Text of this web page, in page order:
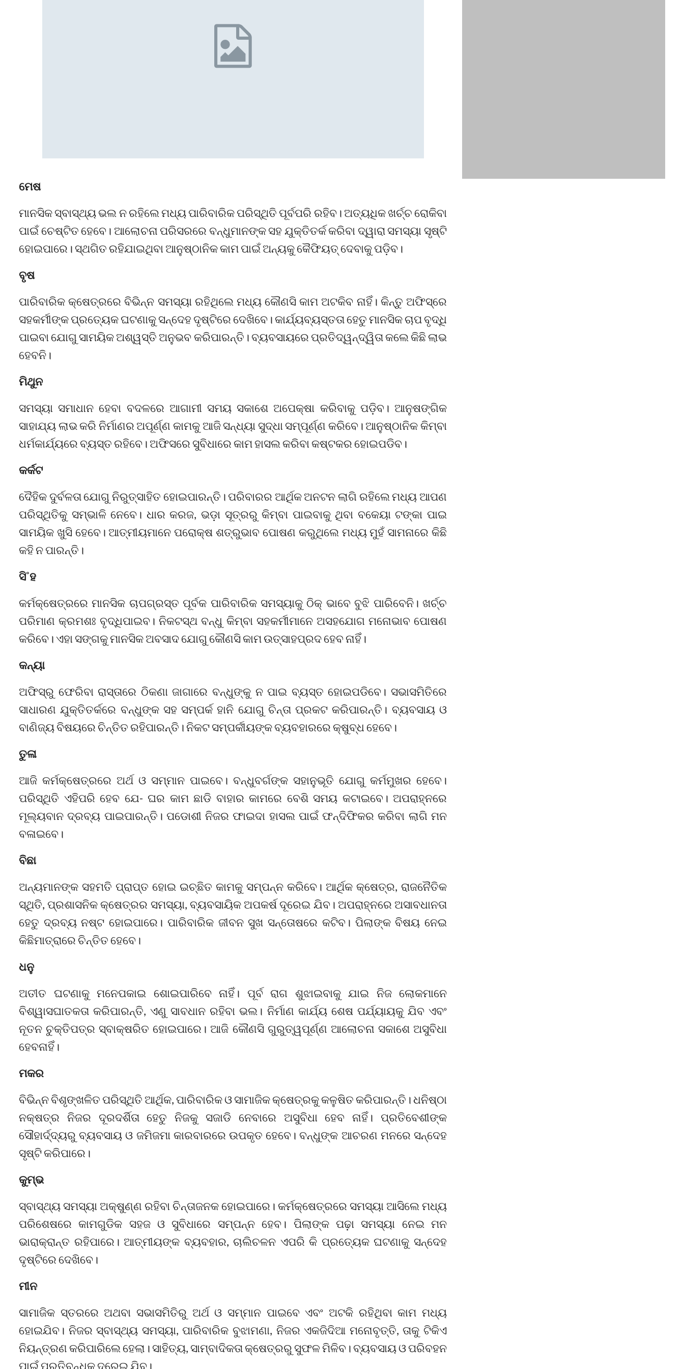
ମେଷ
ମାନସିକ ସ୍ବାସ୍ଥ୍ୟ ଭଲ ନ ରହିଲେ ମଧ୍ୟ ପାରିବାରିକ ପରିସ୍ଥିତି ପୂର୍ବପରି ରହିବ। ଅତ୍ୟଧିକ ଖର୍ଚ୍ଚ ରୋକିବା
ପାଇଁ ଚେଷ୍ଟିତ ହେବେ। ଆଲୋଚନା ପରିସରରେ ବନ୍ଧୁମାନଙ୍କ ସହ ଯୁକ୍ତିତର୍କ କରିବା ଦ୍ୱାରା ସମସ୍ୟା ସୃଷ୍ଟି
ହୋଇପାରେ। ସ୍ଥଗିତ ରହିଯାଇଥିବା ଆନୁଷ୍ଠାନିକ କାମ ପାଇଁ ଅନ୍ୟକୁ କୈଫିୟତ୍‌ ଦେବାକୁ ପଡ଼ିବ।
ବୃଷ
ପାରିବାରିକ କ୍ଷେତ୍ରରେ ବିଭିନ୍ନ ସମସ୍ୟା ରହିଥିଲେ ମଧ୍ୟ କୌଣସି କାମ ଅଟକିବ ନାହିଁ। କିନ୍ତୁ ଅଫିସ୍‌ରେ
ସହକର୍ମୀଙ୍କ ପ୍ରତ୍ୟେକ ଘଟଣାକୁ ସନ୍ଦେହ ଦୃଷ୍ଟିରେ ଦେଖିବେ। କାର୍ଯ୍ୟବ୍ୟସ୍ତତା ହେତୁ ମାନସିକ ଚାପ ବୃଦ୍ଧି
ପାଇବା ଯୋଗୁ ସାମୟିକ ଅଶ୍ୱସ୍ତି ଅନୁଭବ କରିପାରନ୍ତି। ବ୍ୟବସାୟରେ ପ୍ରତିଦ୍ୱନ୍ଦ୍ୱିତା କଲେ କିଛି ଲାଭ
ହେବନି।
ମିଥୁନ
ସମସ୍ୟା ସମାଧାନ ହେବା ବଦଳରେ ଆଗାମୀ ସମୟ ସକାଶେ ଅପେକ୍ଷା କରିବାକୁ ପଡ଼ିବ। ଆନୁଷଙ୍ଗିକ
ସାହାଯ୍ୟ ଲାଭ କରି ନିର୍ମାଣର ଅପୂର୍ଣ୍ଣ କାମକୁ ଆଜି ସନ୍ଧ୍ୟା ସୁଦ୍ଧା ସମ୍ପୂର୍ଣ୍ଣ କରିବେ। ଆନୁଷ୍ଠାନିକ କିମ୍ବା
ଧର୍ମକାର୍ଯ୍ୟରେ ବ୍ୟସ୍ତ ରହିବେ। ଅଫିସରେ ସୁବିଧାରେ କାମ ହାସଲ କରିବା କଷ୍ଟକର ହୋଇପଡିବ।
କର୍କଟ
ଦୈହିକ ଦୁର୍ବଳତା ଯୋଗୁ ନିରୁତ୍ସାହିତ ହୋଇପାରନ୍ତି। ପରିବାରର ଆର୍ଥିକ ଅନଟନ ଲାଗି ରହିଲେ ମଧ୍ୟ ଆପଣ
ପରିସ୍ଥିତିକୁ ସମ୍ଭାଳି ନେବେ। ଧାର କରଜ, ଭଡ଼ା ସୂତ୍ରରୁ କିମ୍ବା ପାଇବାକୁ ଥିବା ବକେୟା ଟଙ୍କା ପାଇ
ସାମୟିକ ଖୁସି ହେବେ। ଆତ୍ମୀୟମାନେ ପରୋକ୍ଷ ଶତ୍ରୁଭାବ ପୋଷଣ କରୁଥିଲେ ମଧ୍ୟ ମୁହଁ ସାମନାରେ କିଛି
କହି ନ ପାରନ୍ତି।
ସି˚ହ
କର୍ମକ୍ଷେତ୍ରରେ ମାନସିକ ଚାପଗ୍ରସ୍ତ ପୂର୍ବକ ପାରିବାରିକ ସମସ୍ୟାକୁ ଠିକ୍‌ ଭାବେ ବୁଝି ପାରିବେନି। ଖର୍ଚ୍ଚ
ପରିମାଣ କ୍ରମଶଃ ବୃଦ୍ଧିପାଇବ। ନିକଟସ୍ଥ ବନ୍ଧୁ କିମ୍ବା ସହକର୍ମୀମାନେ ଅସହଯୋଗ ମନୋଭାବ ପୋଷଣ
କରିବେ। ଏହା ସଙ୍ଗକୁ ମାନସିକ ଅବସାଦ ଯୋଗୁ କୌଣସି କାମ ଉତ୍ସାହପ୍ରଦ ହେବ ନାହିଁ।
କନ୍ୟା
ଅଫିସ୍‌ରୁ ଫେରିବା ରାସ୍ତାରେ ଠିକଣା ଜାଗାରେ ବନ୍ଧୁଙ୍କୁ ନ ପାଇ ବ୍ୟସ୍ତ ହୋଇପଡିବେ। ସଭାସମିତିରେ
ସାଧାରଣ ଯୁକ୍ତିତର୍କରେ ବନ୍ଧୁଙ୍କ ସହ ସମ୍ପର୍କ ହାନି ଯୋଗୁ ଚିନ୍ତା ପ୍ରକଟ କରିପାରନ୍ତି। ବ୍ୟବସାୟ ଓ
ବାଣିଜ୍ୟ ବିଷୟରେ ଚିନ୍ତିତ ରହିପାରନ୍ତି। ନିକଟ ସମ୍ପର୍କୀୟଙ୍କ ବ୍ୟବହାରରେ କ୍ଷୁବ୍ଧ ହେବେ।
ତୁଳା
ଆଜି କର୍ମକ୍ଷେତ୍ରରେ ଅର୍ଥ ଓ ସମ୍ମାନ ପାଇବେ। ବନ୍ଧୁବର୍ଗଙ୍କ ସହାନୁଭୂତି ଯୋଗୁ କର୍ମମୁଖର ହେବେ।
ପରିସ୍ଥିତି ଏହିପରି ହେବ ଯେ- ଘର କାମ ଛାଡି ବାହାର କାମରେ ବେଶି ସମୟ କଟାଇବେ। ଅପରାହ୍ନରେ
ମୂଲ୍ୟବାନ ଦ୍ରବ୍ୟ ପାଇପାରନ୍ତି। ପଡୋଶୀ ନିଜର ଫାଇଦା ହାସଲ ପାଇଁ ଫନ୍ଦିଫିକର କରିବା ଲାଗି ମନ
ବଳାଇବେ।
ବିଛା
ଅନ୍ୟମାନଙ୍କ ସହମତି ପ୍ରାପ୍ତ ହୋଇ ଇଚ୍ଛିତ କାମକୁ ସମ୍ପନ୍ନ କରିବେ। ଆର୍ଥିକ କ୍ଷେତ୍ର, ରାଜନୈତିକ
ସ୍ଥିତି, ପ୍ରଶାସନିକ କ୍ଷେତ୍ରର ସମସ୍ୟା, ବ୍ୟବସାୟିକ ଅପକର୍ଷ ଦୂରେଇ ଯିବ। ଅପରାହ୍ନରେ ଅସାବଧାନତା
ହେତୁ ଦ୍ରବ୍ୟ ନଷ୍ଟ ହୋଇପାରେ। ପାରିବାରିକ ଜୀବନ ସୁଖ ସନ୍ତୋଷରେ କଟିବ। ପିଲାଙ୍କ ବିଷୟ ନେଇ
କିଛିମାତ୍ରାରେ ଚିନ୍ତିତ ହେବେ।
ଧନୁ
ଅତୀତ ଘଟଣାକୁ ମନେପକାଇ ଶୋଇପାରିବେ ନାହିଁ। ପୂର୍ବ ରାଗ ଶୁଝାଇବାକୁ ଯାଇ ନିଜ ଲୋକମାନେ
ବିଶ୍ୱାସଘାତକତା କରିପାରନ୍ତି, ଏଣୁ ସାବଧାନ ରହିବା ଭଲ। ନିର୍ମାଣ କାର୍ଯ୍ୟ ଶେଷ ପର୍ଯ୍ୟାୟକୁ ଯିବ ଏବଂ
ନୂତନ ଚୁକ୍ତିପତ୍ର ସ୍ବାକ୍ଷରିତ ହୋଇପାରେ। ଆଜି କୌଣସି ଗୁରୁତ୍ୱପୂର୍ଣ୍ଣ ଆଲୋଚନା ସକାଶେ ଅସୁବିଧା
ହେବନାହିଁ।
ମକର
ବିଭିନ୍ନ ବିଶୃଙ୍ଖଳିତ ପରିସ୍ଥିତି ଆର୍ଥିକ, ପାରିବାରିକ ଓ ସାମାଜିକ କ୍ଷେତ୍ରକୁ କଳୁଷିତ କରିପାରନ୍ତି। ଧନିଷ୍ଠା
ନକ୍ଷତ୍ର ନିଜର ଦୂରଦର୍ଶିତା ହେତୁ ନିଜକୁ ସଜାଡି ନେବାରେ ଅସୁବିଧା ହେବ ନାହିଁ। ପ୍ରତିବେଶୀଙ୍କ
ସୌହାର୍ଦ୍ଦ୍ୟରୁ ବ୍ୟବସାୟ ଓ ଜମିଜମା କାରବାରରେ ଉପକୃତ ହେବେ। ବନ୍ଧୁଙ୍କ ଆଚରଣ ମନରେ ସନ୍ଦେହ
ସୃଷ୍ଟି କରିପାରେ।
କୁମ୍ଭ
ସ୍ବାସ୍ଥ୍ୟ ସମସ୍ୟା ଅକ୍ଷୁଣ୍ଣ ରହିବା ଚିନ୍ତାଜନକ ହୋଇପାରେ। କର୍ମକ୍ଷେତ୍ରରେ ସମସ୍ୟା ଆସିଲେ ମଧ୍ୟ
ପରିଶେଷରେ କାମଗୁଡିକ ସହଜ ଓ ସୁବିଧାରେ ସମ୍ପନ୍ନ ହେବ। ପିଲାଙ୍କ ପଢ଼ା ସମସ୍ୟା ନେଇ ମନ
ଭାରାକ୍ରାନ୍ତ ରହିପାରେ। ଆତ୍ମୀୟଙ୍କ ବ୍ୟବହାର, ଚାଲିଚଳନ ଏପରି କି ପ୍ରତ୍ୟେକ ଘଟଣାକୁ ସନ୍ଦେହ
ଦୃଷ୍ଟିରେ ଦେଖିବେ।
ମୀନ
ସାମାଜିକ ସ୍ତରରେ ଅଥବା ସଭାସମିତିରୁ ଅର୍ଥ ଓ ସମ୍ମାନ ପାଇବେ ଏବଂ ଅଟକି ରହିଥିବା କାମ ମଧ୍ୟ
ହୋଇଯିବ। ନିଜର ସ୍ବାସ୍ଥ୍ୟ ସମସ୍ୟା, ପାରିବାରିକ ବୁଝାମଣା, ନିଜର ଏକଜିଦିଆ ମନୋବୃତ୍ତି, ତାକୁ ଟିକିଏ
ନିୟନ୍ତ୍ରଣ କରିପାରିଲେ ହେଲା। ସାହିତ୍ୟ, ସାମ୍ବାଦିକତା କ୍ଷେତ୍ରରୁ ସୁଫଳ ମିଳିବ। ବ୍ୟବସାୟ ଓ ପରିବହନ
ପାଇଁ ପ୍ରତିବନ୍ଧକ ଦୂରେଇ ଯିବ।